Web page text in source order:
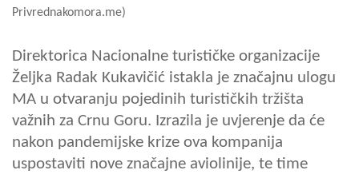
Privrednakomora.me)
Direktorica Nacionalne turističke organizacije
Željka Radak Kukavičić istakla je značajnu ulogu
MA u otvaranju pojedinih turističkih tržišta
važnih za Crnu Goru. Izrazila je uvjerenje da će
nakon pandemijske krize ova kompanija
uspostaviti nove značajne aviolinije, te time